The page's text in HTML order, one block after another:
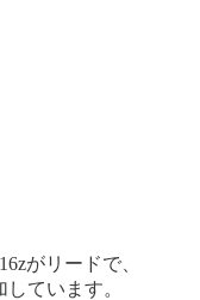
がリードで、
しています。